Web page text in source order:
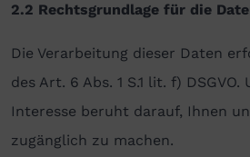
2.2 Rechtsgrundlage für die
Die Verarbeitung dieser Daten
des Art. 6 Abs. 1 S.1 lit. f)
Interesse beruht darauf, Ihnen
zugänglich zu machen.